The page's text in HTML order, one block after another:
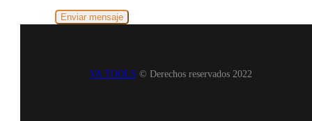
VA TOOLS © Derechos reservados 2022